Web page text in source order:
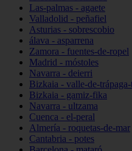
Las-palmas - agaete
Valladolid - peñafiel
Asturias - sobrescobio
álava - asparrena
Zamora - fuentes-de-ropel
Madrid - móstoles
Navarra - deierri
Bizkaia - valle-de-trápaga-
Bizkaia - gamiz-fika
Navarra - ultzama
Cuenca - el-peral
Almería - roquetas-de-mar
Cantabria - potes